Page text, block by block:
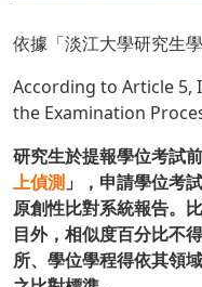
依據「淡江大學研究生
According to Article 5,
the Examination
研究生於提報學位考試
上偵測 」，申請學位考
原創性比對系統報告。
目外，相似度百分比不
所、學位學程得依其領